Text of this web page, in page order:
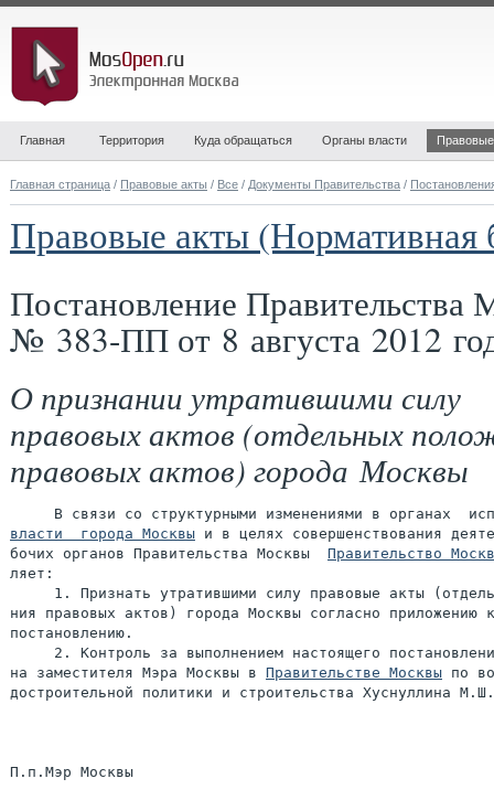
Главная Территория Куда обращаться Органы власти
Главная страница / Правовые акты / Все / Документы Правительства /
Правовые акты (Нормативная
Постановление Правительства
№ 383-ПП от 8 августа 2012
О признании утратившими силу
правовых актов (отдельных
правовых актов) города Москвы
власти  города Москвы и в целях совершенствования
бочих органов Правительства Москвы Правительство
ляет:
1. Признать утратившими силу правовые акты
ния правовых актов) города Москвы согласно приложению
постановлению.
2. Контроль за выполнением настоящего
на заместителя Мэра Москвы в Правительстве Москвы по
достроительной политики и строительства Хуснуллина М.Ш.
П.п.Мэр Москвы